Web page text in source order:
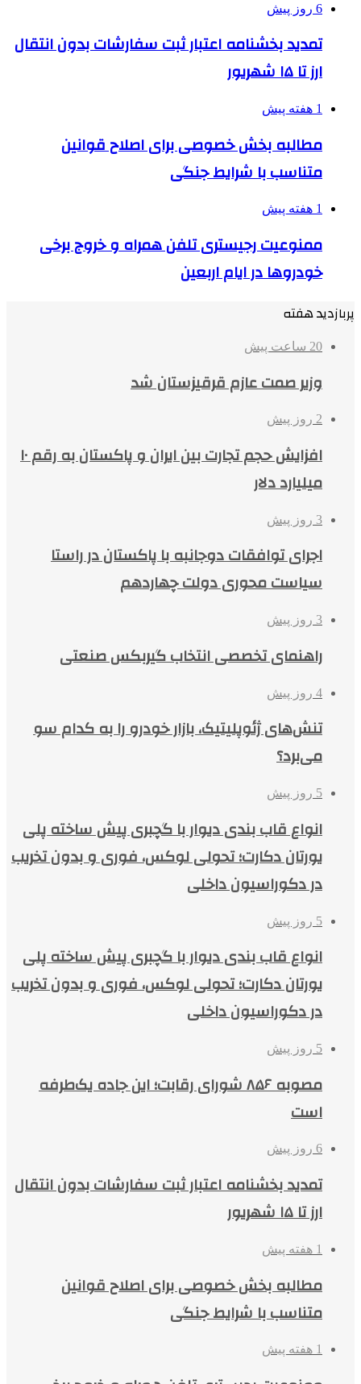
6 روز پیش
تمدید بخشنامه اعتبار ثبت سفارشات بدون انتقال
ارز تا ۱۵ شهریور
1 هفته پیش
مطالبه بخش خصوصی برای اصلاح قوانین
متناسب با شرایط جنگی
1 هفته پیش
ممنوعیت رجیستری تلفن همراه و خروج برخی
خودروها در ایام اربعین
پربازدید هفته
20 ساعت پیش
وزیر صمت عازم قرقیزستان شد
2 روز پیش
افزایش حجم تجارت بین ایران و پاکستان به رقم ۱۰
میلیارد دلار
3 روز پیش
اجرای توافقات دوجانبه با پاکستان در راستا
سیاست محوری دولت چهاردهم
3 روز پیش
راهنمای تخصصی انتخاب گیربکس صنعتی
4 روز پیش
تنش‌های ژئوپلیتیک، بازار خودرو را به کدام سو
می‌برد؟
5 روز پیش
انواع قاب بندی دیوار با گچبری پیش ساخته پلی
یورتان دکارت؛ تحولی لوکس، فوری و بدون تخریب
در دکوراسیون داخلی
5 روز پیش
انواع قاب بندی دیوار با گچبری پیش ساخته پلی
یورتان دکارت؛ تحولی لوکس، فوری و بدون تخریب
در دکوراسیون داخلی
5 روز پیش
مصوبه ۸۵۶ شورای رقابت؛ این جاده یک‌طرفه
است
6 روز پیش
تمدید بخشنامه اعتبار ثبت سفارشات بدون انتقال
ارز تا ۱۵ شهریور
1 هفته پیش
مطالبه بخش خصوصی برای اصلاح قوانین
متناسب با شرایط جنگی
1 هفته پیش